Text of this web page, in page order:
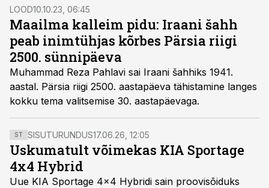
LOOD10.10.23, 06:45
Maailma kalleim pidu: Iraani šahh
peab inimtühjas kõrbes Pärsia riigi
2500. sünnipäeva
Muhammad Reza Pahlavi sai Iraani šahhiks 1941.
aastal. Pärsia riigi 2500. aastapäeva tähistamine langes
kokku tema valitsemise 30. aastapäevaga.
ST SISUTURUNDUS17.06.26, 12:05
Uskumatult võimekas KIA Sportage
4x4 Hybrid
Uue KIA Sportage 4x4 Hybridi sain proovisõiduks